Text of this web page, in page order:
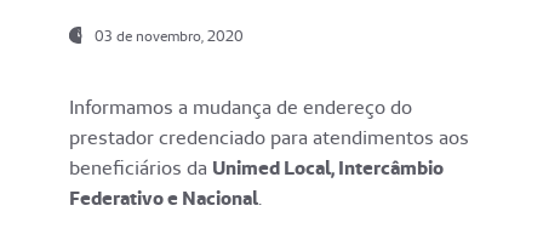
03 de novembro, 2020
Informamos a mudança de endereço do
prestador credenciado para atendimentos aos
beneficiários da Unimed Local, Intercâmbio
Federativo e Nacional.